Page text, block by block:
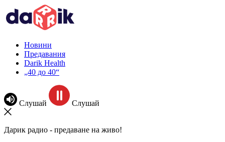
Новини
Предавания
Darik Health
„40 до 40“
Слушай Слушай
Дарик радио - предаване на живо!